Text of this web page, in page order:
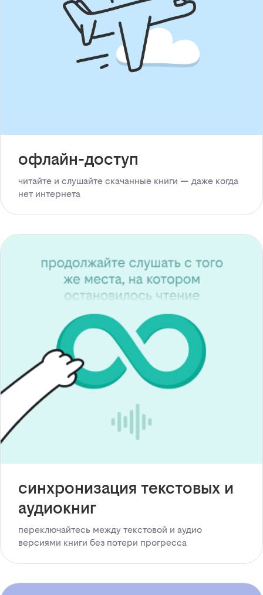
офлайн-доступ
читайте и слушайте скачанные книги — даже когда
нет интернета
синхронизация текстовых и
аудиокниг
переключайтесь между текстовой и аудио
версиями книги без потери прогресса